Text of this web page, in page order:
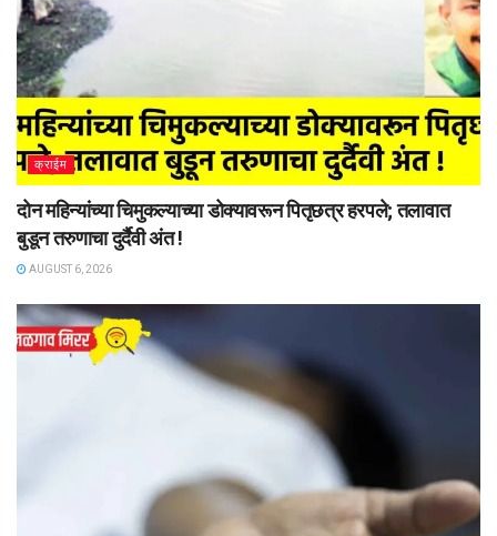
क्राईम
दोन महिन्यांच्या चिमुकल्याच्या डोक्यावरून पितृछत्र हरपले; तलावात
बुडून तरुणाचा दुर्दैवी अंत !
AUGUST 6, 2026